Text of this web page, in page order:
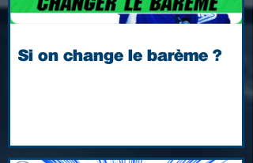
Si on change le barème ?